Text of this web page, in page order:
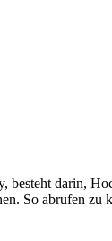
darin,
So abrufen